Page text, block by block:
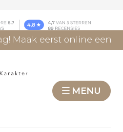
Maak eerst online een
MENU